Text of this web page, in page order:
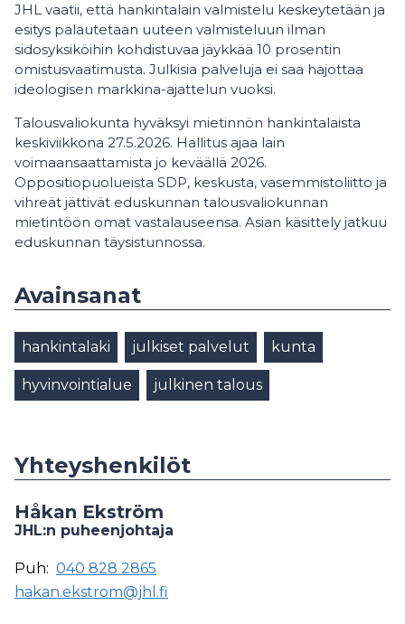
JHL vaatii, että hankintalain valmistelu keskeytetään ja
esitys palautetaan uuteen valmisteluun ilman
sidosyksiköihin kohdistuvaa jäykkää 10 prosentin
omistusvaatimusta. Julkisia palveluja ei saa hajottaa
ideologisen markkina-ajattelun vuoksi.
Talousvaliokunta hyväksyi mietinnön hankintalaista
keskiviikkona 27.5.2026. Hallitus ajaa lain
voimaansaattamista jo keväällä 2026.
Oppositiopuolueista SDP, keskusta, vasemmistoliitto ja
vihreät jättivät eduskunnan talousvaliokunnan
mietintöön omat vastalauseensa. Asian käsittely jatkuu
eduskunnan täysistunnossa.
Avainsanat
hankintalaki julkiset palvelut kunta
hyvinvointialue julkinen talous
Yhteyshenkilöt
Håkan Ekström
JHL:n puheenjohtaja
Puh: 040 828 2865
hakan.ekstrom@jhl.fi